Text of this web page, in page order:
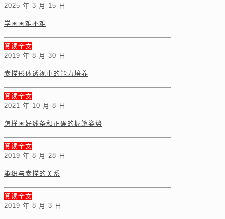
2025 年 3 月 15 日
学画画难不难
阅读全文
2019 年 8 月 30 日
素描形体透视中的能力培养
阅读全文
2021 年 10 月 8 日
怎样画好线条和正确的握笔姿势
阅读全文
2019 年 8 月 28 日
染织与素描的关系
阅读全文
2019 年 8 月 3 日